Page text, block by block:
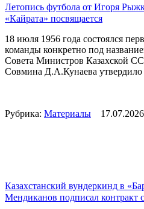
Летопись футбола от Игоря
«Кайрата» посвящается
18 июля 1956 года состоялся
команды конкретно под
Совета Министров Казахской
Совмина Д.А.Кунаева
Рубрика: Материалы 17.07.2026
Казахстанский вундеркинд в
Мендиканов подписал контракт